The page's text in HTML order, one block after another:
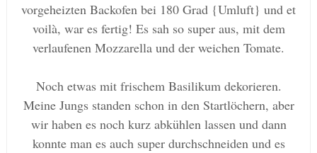
vorgeheizten Backofen bei 180 Grad {Umluft} und et
voilà, war es fertig! Es sah so super aus, mit dem
verlaufenen Mozzarella und der weichen Tomate.
Noch etwas mit frischem Basilikum dekorieren.
Meine Jungs standen schon in den Startlöchern, aber
wir haben es noch kurz abkühlen lassen und dann
konnte man es auch super durchschneiden und es